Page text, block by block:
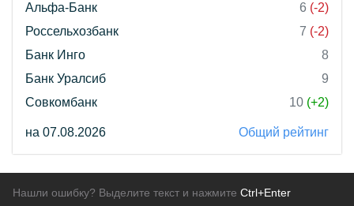
Альфа-Банк
6 (-2)
Россельхозбанк
7 (-2)
Банк Инго
8
Банк Уралсиб
9
Совкомбанк
10 (+2)
на 07.08.2026 Общий рейтинг
Нашли ошибку? Выделите текст и нажмите Ctrl+Enter